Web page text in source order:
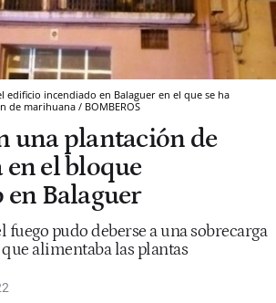
edificio incendiado en Balaguer en el que se ha
de marihuana / BOMBEROS
una plantación de
el bloque
Balaguer
fuego pudo deberse a una sobrecarga
alimentaba las plantas